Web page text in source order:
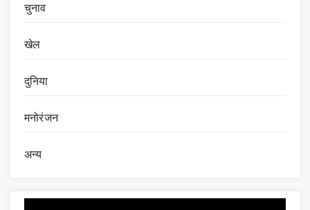
चुनाव
खेल
दुनिया
मनोरंजन
अन्य